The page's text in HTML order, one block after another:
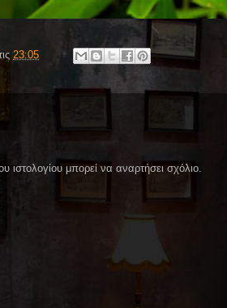
23:05
μπορεί να αναρτήσει σχόλιο.